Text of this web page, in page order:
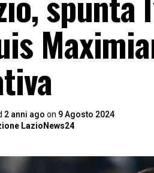
2 anni ago on 9 Agosto 2024
LazioNews24